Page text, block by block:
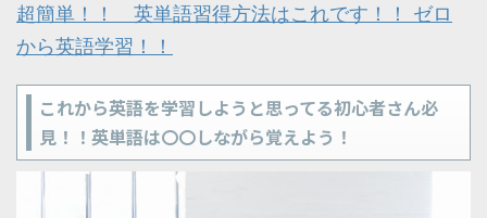
超簡単！！ 英単語習得方法はこれです！！ ゼロ
から英語学習！！
これから英語を学習しようと思ってる初心者さん必
見！！英単語は〇〇しながら覚えよう！